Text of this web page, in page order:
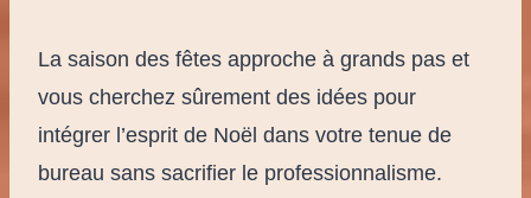
La saison des fêtes approche à grands pas et
vous cherchez sûrement des idées pour
intégrer l’esprit de Noël dans votre tenue de
bureau sans sacrifier le professionnalisme.